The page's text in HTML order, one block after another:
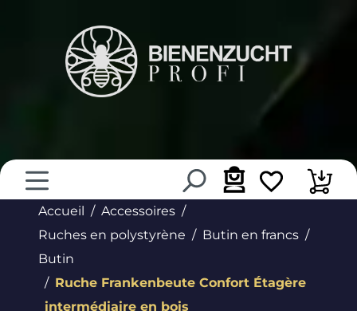
Accueil
Accessoires
Ruches en polystyrène
Butin en francs
Butin
Ruche Frankenbeute Confort Étagère
intermédiaire en bois